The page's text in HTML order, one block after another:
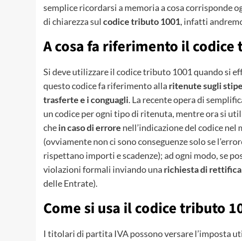
semplice ricordarsi a memoria a cosa corrisponde
di chiarezza sul codice tributo 1001, infatti
A cosa fa riferimento il codice
Si deve utilizzare il codice tributo 1001 quando si
questo codice fa riferimento alla ritenute sugli
trasferte e i conguagli. La recente opera di
un codice per ogni tipo di ritenuta, mentre ora si
chein caso di errore nell’indicazione del codice nel
(ovviamente non ci sono conseguenze solo se
rispettano importi e scadenze); ad ogni modo, se
violazioni formali inviando una richiesta di rettifica
delle Entrate).
Come si usa il codice tributo
I titolari di partita IVA possono versare l’imposta